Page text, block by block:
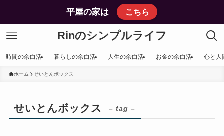
平屋の家は こちら
Rinのシンプルライフ
時間の余白活 暮らしの余白活 人生の余白活 お金の余白活 心と人
ホーム せいとんボックス
せいとんボックス – tag –